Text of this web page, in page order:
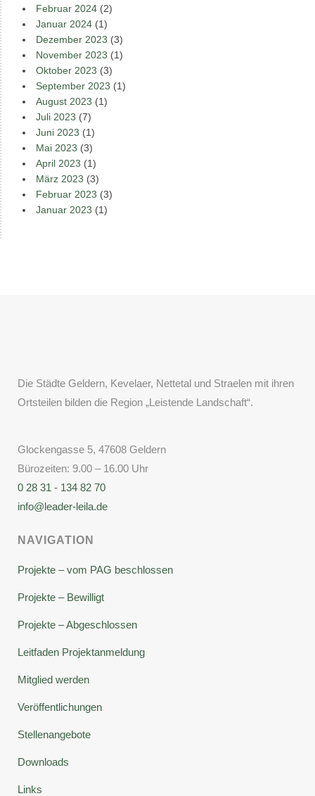
Februar 2024 (2)
Januar 2024 (1)
Dezember 2023 (3)
November 2023 (1)
Oktober 2023 (3)
September 2023 (1)
August 2023 (1)
Juli 2023 (7)
Juni 2023 (1)
Mai 2023 (3)
April 2023 (1)
März 2023 (3)
Februar 2023 (3)
Januar 2023 (1)
Die Städte Geldern, Kevelaer, Nettetal und Straelen mit ihren
Ortsteilen bilden die Region „Leistende Landschaft“.
Glockengasse 5, 47608 Geldern
Bürozeiten: 9.00 – 16.00 Uhr
0 28 31 - 134 82 70
info@leader-leila.de
NAVIGATION
Projekte – vom PAG beschlossen
Projekte – Bewilligt
Projekte – Abgeschlossen
Leitfaden Projektanmeldung
Mitglied werden
Veröffentlichungen
Stellenangebote
Downloads
Links